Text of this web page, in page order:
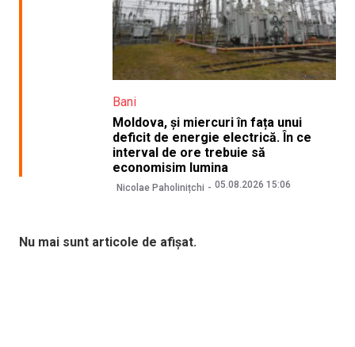
Bani
Moldova, și miercuri în fața unui
deficit de energie electrică. În ce
interval de ore trebuie să
economisim lumina
Nicolae Paholinițchi 05.08.2026 15:06
Nu mai sunt articole de afișat.